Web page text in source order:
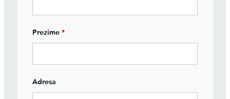
Prezime *
Adresa